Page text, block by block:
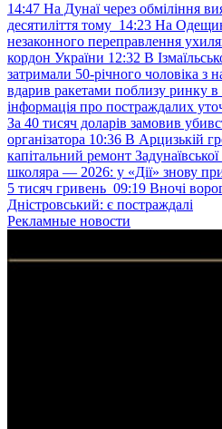
14:47 На Дунаї через обміління
десятиліття тому 14:23 На
незаконного переправлення
кордон України 12:32 В
затримали 50-річного чоловіка з
вдарив ракетами поблизу ринку в
інформація про постраждалих
За 40 тисяч доларів замовив
організатора 10:36 В Арцизькій
капітальний ремонт Задунаївської
школяра — 2026: у «Дії» знову
5 тисяч гривень 09:19 Вночі
Дністровський: є постраждалі
Рекламные новости